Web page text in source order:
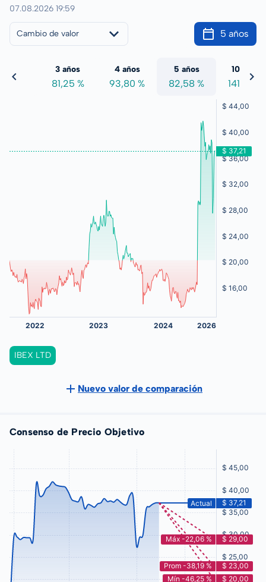
07.08.2026 19:59
Cambio de valor 5 años
%
3 años
81,25 %
4 años
93,80 %
5 años
82,58 %
10 años
141,62 %
IBEX LTD
Nuevo valor de comparación
Consenso de Precio Objetivo